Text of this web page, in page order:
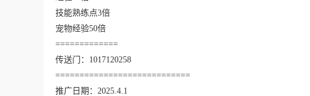
技能熟练点3倍
宠物经验50倍
=============
传送门：1017120258
============================
推广日期：2025.4.1